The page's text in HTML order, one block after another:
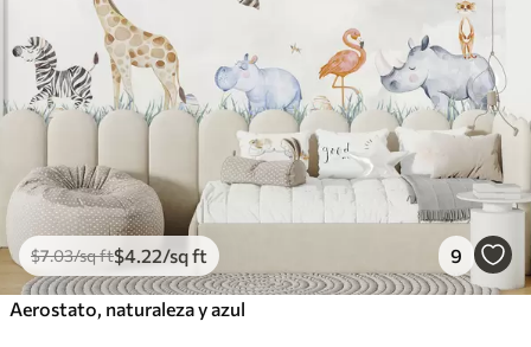
$7.03/sq ft$4.22/sq ft 9
Aerostato, naturaleza y azul